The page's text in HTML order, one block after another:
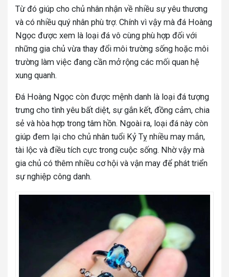
Từ đó giúp cho chủ nhân nhận về nhiều sự yêu thương
và có nhiều quý nhân phù trợ. Chính vì vậy mà đá Hoàng
Ngọc được xem là loại đá vô cùng phù hợp đối với
những gia chủ vừa thay đổi môi trường sống hoặc môi
trường làm việc đang cần mở rộng các mối quan hệ
xung quanh.
Đá Hoàng Ngọc còn được mệnh danh là loại đá tượng
trưng cho tình yêu bất diệt, sự gắn kết, đồng cảm, chia
sẻ và hòa hợp trong tâm hồn. Ngoài ra, loại đá này còn
giúp đem lại cho chủ nhân tuổi Kỷ Tỵ nhiều may mắn,
tài lộc và điều tích cực trong cuộc sống. Nhờ vậy mà
gia chủ có thêm nhiều cơ hội và vận may để phát triển
sự nghiệp công danh.